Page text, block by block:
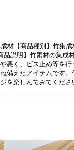
材【商品種別】竹集
品説明】竹素材の集成
悪く、ビス止め等を
備えたアイテムです
を楽しんでみてくださ